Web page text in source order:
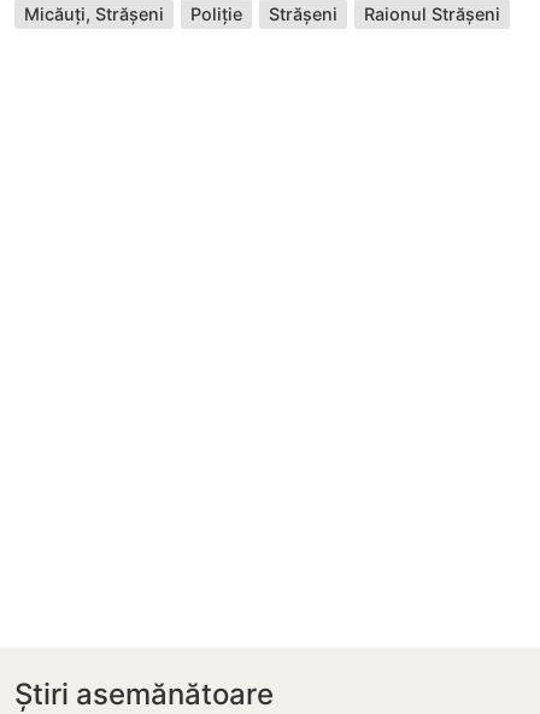
Micăuți, Strășeni Poliție Strășeni Raionul Strășeni
Știri asemănătoare